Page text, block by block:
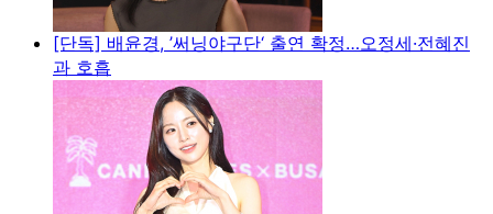
[단독] 배윤경, ’써닝야구단‘ 출연 확정…오정세·전혜진
과 호흡